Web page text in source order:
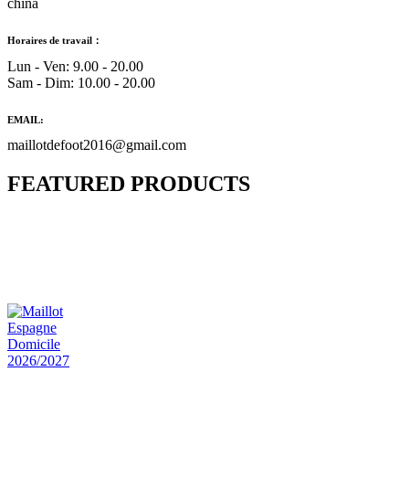
china
Horaires de travail：
Lun - Ven: 9.00 - 20.00
Sam - Dim: 10.00 - 20.00
EMAIL:
maillotdefoot2016@gmail.com
FEATURED PRODUCTS